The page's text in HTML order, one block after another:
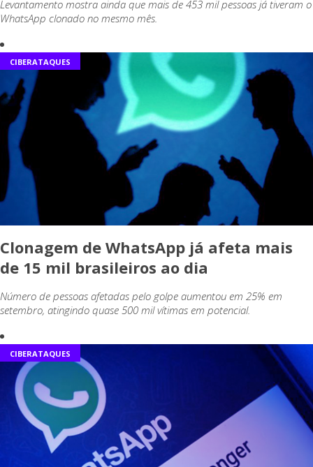
Levantamento mostra ainda que mais de 453 mil pessoas já tiveram o
WhatsApp clonado no mesmo mês.
CIBERATAQUES
Clonagem de WhatsApp já afeta mais
de 15 mil brasileiros ao dia
Número de pessoas afetadas pelo golpe aumentou em 25% em
setembro, atingindo quase 500 mil vítimas em potencial.
CIBERATAQUES